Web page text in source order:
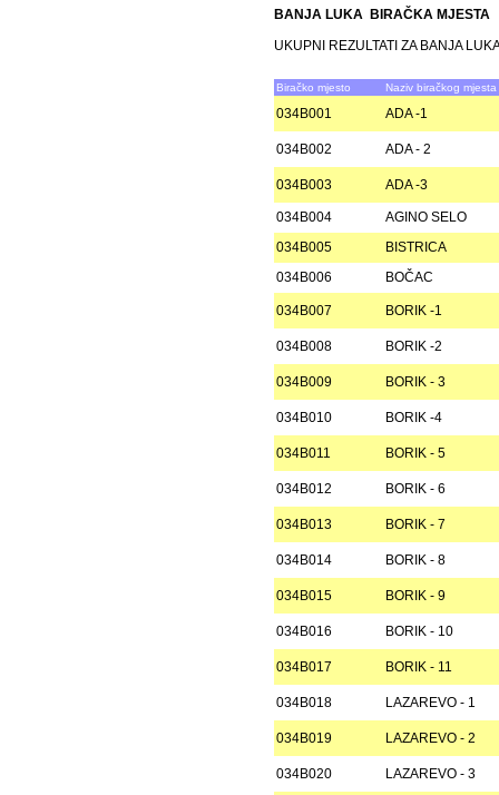
BANJA LUKA BIRAČKA MJESTA
UKUPNI REZULTATI ZA BANJA
Biračko mjesto Naziv biračkog mjesta
034B001 ADA -1
034B002 ADA - 2
034B003 ADA -3
034B004
AGINO SELO
034B005
BISTRICA
034B006
BOČAC
034B007 BORIK -1
034B008 BORIK -2
034B009 BORIK - 3
034B010 BORIK -4
034B011 BORIK - 5
034B012 BORIK - 6
034B013 BORIK - 7
034B014 BORIK - 8
034B015 BORIK - 9
034B016 BORIK - 10
034B017 BORIK - 11
034B018 LAZAREVO - 1
034B019 LAZAREVO - 2
034B020 LAZAREVO - 3